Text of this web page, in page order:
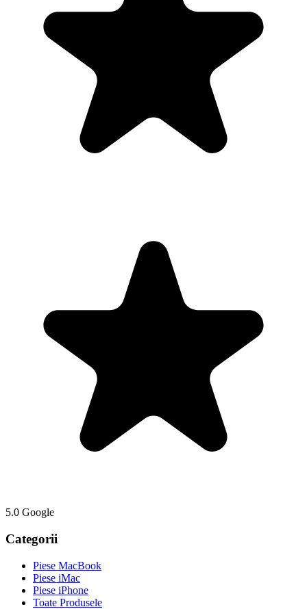
5.0 Google
Categorii
Piese MacBook
Piese iMac
Piese iPhone
Toate Produsele